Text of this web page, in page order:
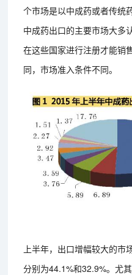
个市场是以中成药或者传统
中成药出口的主要市场大多
在这些国家进行注册才能销
同，市场准入条件不同。
上半年，出口增幅较大的
分别为44.1%和32.9%。尤